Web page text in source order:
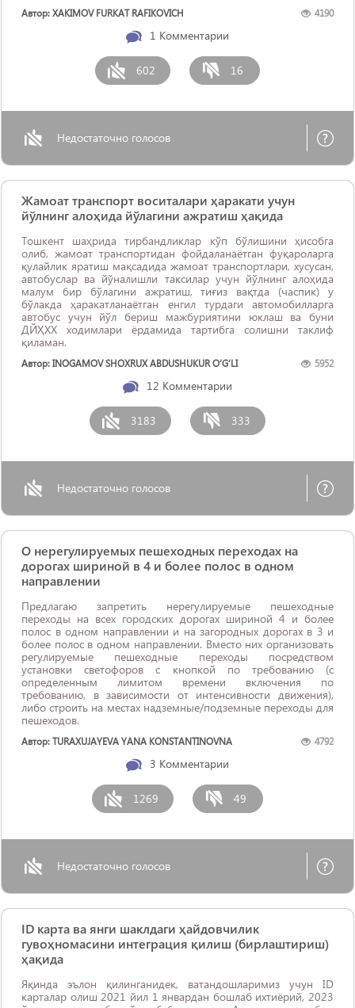
Автор: XAKIMOV FURKAT RAFIKOVICH 4190
1 Комментарии
602 16
Недостаточно голосов
Жамоат транспорт воситалари ҳаракати учун
йўлнинг алоҳида йўлагини ажратиш ҳақида
Тошкент шаҳрида тирбандликлар кўп бўлишини ҳисобга
олиб, жамоат транспортидан фойдаланаётган фуқароларга
қулайлик яратиш мақсадида жамоат транспортлари, хусусан,
автобуслар ва йўналишли таксилар учун йўлнинг алоҳида
малум бир бўлагини ажратиш, тиғиз вақтда (часпик) у
бўлакда ҳаракатланаётган енгил турдаги автомобилларга
автобус учун йўл бериш мажбуриятини юклаш ва буни
ДЙҲХХ ходимлари ёрдамида тартибга солишни таклиф
қиламан.
Автор: INOGAMOV SHOXRUX ABDUSHUKUR O‘G‘LI 5952
12 Комментарии
3183 333
Недостаточно голосов
О нерегулируемых пешеходных переходах на
дорогах шириной в 4 и более полос в одном
направлении
Предлагаю запретить нерегулируемые пешеходные
переходы на всех городских дорогах шириной 4 и более
полос в одном направлении и на загородных дорогах в 3 и
более полос в одном направлении. Вместо них организовать
регулируемые пешеходные переходы посредством
установки светофоров с кнопкой по требованию (с
определенным лимитом времени включения по
требованию, в зависимости от интенсивности движения),
либо строить на местах надземные/подземные переходы для
пешеходов.
Автор: TURAXUJAYEVA YANA KONSTANTINOVNA 4792
3 Комментарии
1269 49
Недостаточно голосов
ID карта ва янги шаклдаги ҳайдовчилик
гувоҳномасини интеграция қилиш (бирлаштириш)
ҳақида
Яқинда эълон қилинганидек, ватандошларимиз учун ID
карталар олиш 2021 йил 1 январдан бошлаб ихтиёрий, 2023